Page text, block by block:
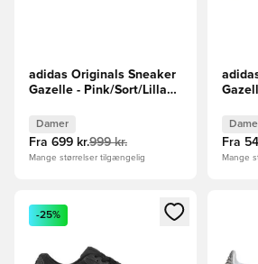
adidas Originals Sneaker
Gazelle - Pink/Sort/Lilla
Damer
Fra 699 kr.999 kr.
Mange størrelser tilgængelig
Fra
Mange
Åbner en Modal til at logge ind eller
-25%